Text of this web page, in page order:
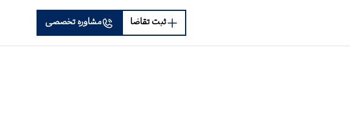
ثبت تقاضا مشاوره تخصصی